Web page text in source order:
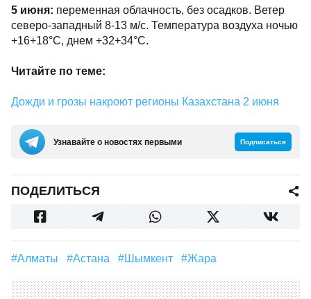
5 июня: переменная облачность, без осадков. Ветер
северо-западный 8-13 м/с. Температура воздуха ночью
+16+18°С, днем +32+34°С.
Читайте по теме:
Дожди и грозы накроют регионы Казахстана 2 июня
Узнавайте о новостях первыми Подписаться
ПОДЕЛИТЬСЯ
#Алматы #Астана #Шымкент #Жара